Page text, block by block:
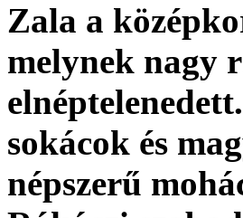
Zala a
melynek nagy
sokácok és
népszerű